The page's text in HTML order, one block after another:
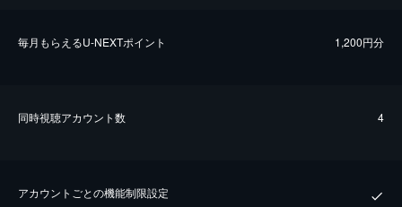
毎⽉もらえるU-NEXTポイント 1,200円分
同時視聴アカウント数 4
アカウントごとの機能制限設定